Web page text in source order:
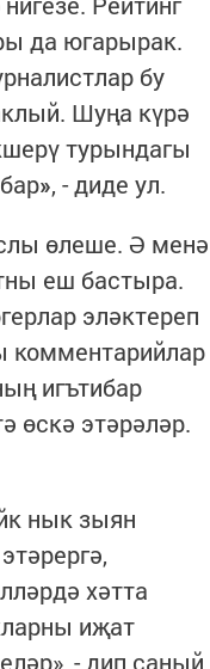
да югарырак.
бу
Шуңа күрә
турындагы
», - диде ул.
өлеше. Ә менә
еш бастыра.
эләктереп
комментарийлар
игътибар
өскә этәрәләр.
нык зыян
хәтта
иҗат
- дип саный